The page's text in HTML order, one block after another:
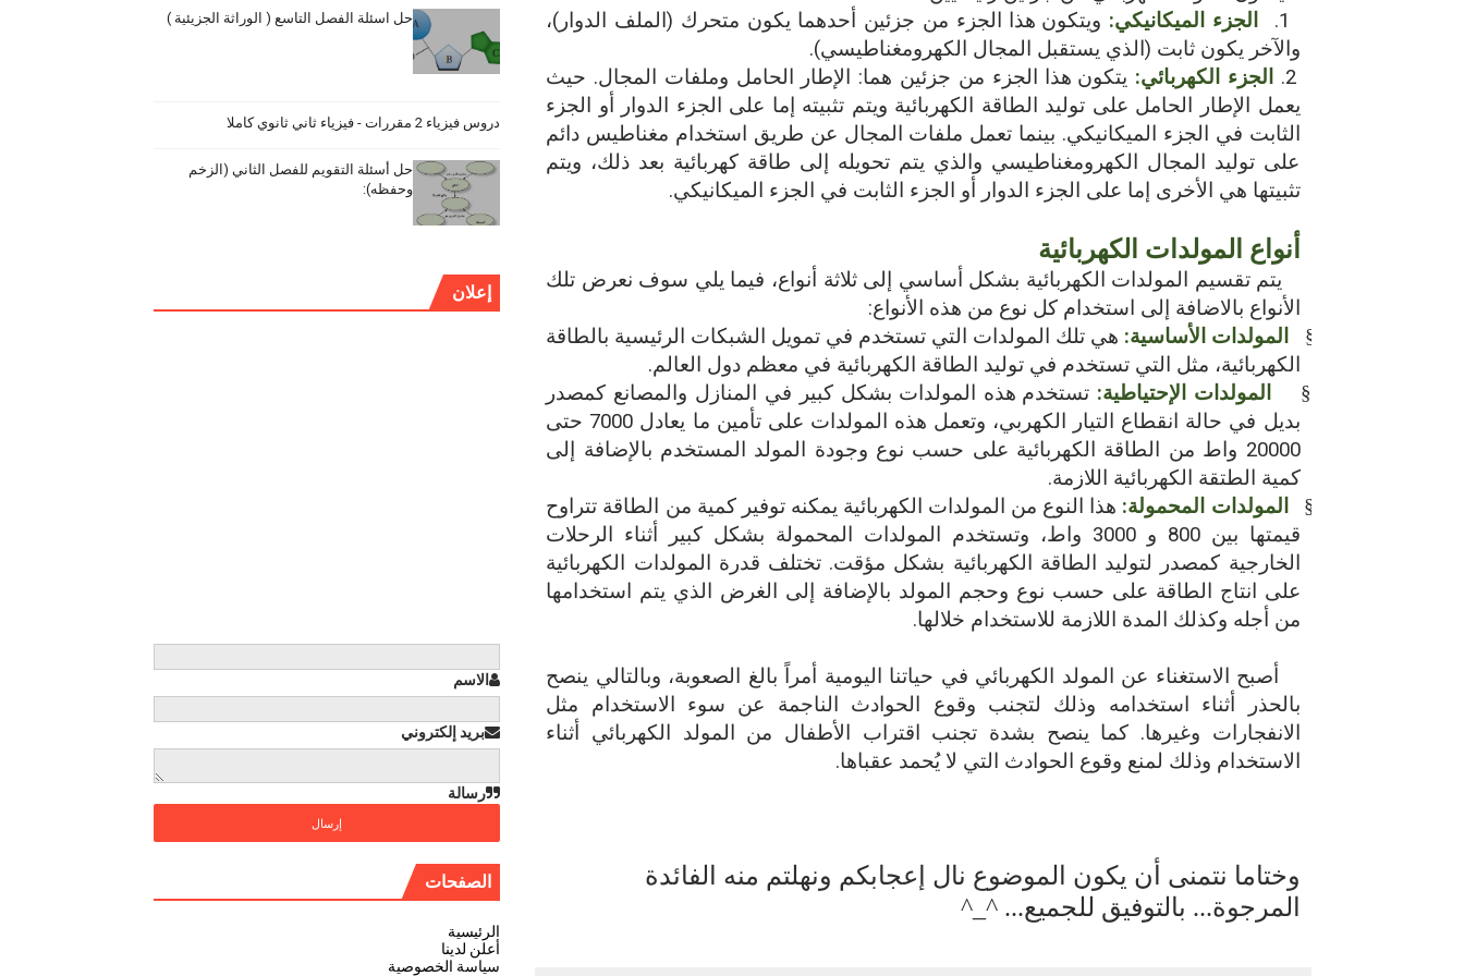
الجزء الميكانيكي: ويتكون هذا الجزء من جزئين أحدهما يكون متحرك (الملف الدوار)،
والآخر يكون ثابت (الذي يستقبل المجال الكهرومغناطيسي).
الجزء الكهربائي: يتكون هذا الجزء من جزئين هما: الإطار الحامل وملفات المجال. حيث
يعمل الإطار الحامل على توليد الطاقة الكهربائية ويتم تثبيته إما على الجزء الدوار أو الجزء
الثابت في الجزء الميكانيكي. بينما تعمل ملفات المجال عن طريق استخدام مغناطيس دائم
على توليد المجال الكهرومغناطيسي والذي يتم تحويله إلى طاقة كهربائية بعد ذلك، ويتم
تثبيتها هي الأخرى إما على الجزء الدوار أو الجزء الثابت في الجزء الميكانيكي.
أنواع المولدات الكهربائية
يتم تقسيم المولدات الكهربائية بشكل أساسي إلى ثلاثة أنواع، فيما يلي سوف نعرض تلك
الأنواع بالاضافة إلى استخدام كل نوع من هذه الأنواع:
§ المولدات الأساسية: هي تلك المولدات التي تستخدم في تمويل الشبكات الرئيسية بالطاقة
الكهربائية، مثل التي تستخدم في توليد الطاقة الكهربائية في معظم دول العالم.
§ المولدات الإحتياطية: تستخدم هذه المولدات بشكل كبير في المنازل والمصانع كمصدر
بديل في حالة انقطاع التيار الكهربي، وتعمل هذه المولدات على تأمين ما يعادل 7000 حتى
20000 واط من الطاقة الكهربائية على حسب نوع وجودة المولد المستخدم بالإضافة إلى
كمية الطتقة الكهربائية اللازمة.
§ المولدات المحمولة: هذا النوع من المولدات الكهربائية يمكنه توفير كمية من الطاقة تتراوح
قيمتها بين 800 و 3000 واط، وتستخدم المولدات المحمولة بشكل كبير أثناء الرحلات
الخارجية كمصدر لتوليد الطاقة الكهربائية بشكل مؤقت. تختلف قدرة المولدات الكهربائية
على انتاج الطاقة على حسب نوع وحجم المولد بالإضافة إلى الغرض الذي يتم استخدامها
من أجله وكذلك المدة اللازمة للاستخدام خلالها.
أصبح الاستغناء عن المولد الكهربائي في حياتنا اليومية أمراً بالغ الصعوبة، وبالتالي ينصح
بالحذر أثناء استخدامه وذلك لتجنب وقوع الحوادث الناجمة عن سوء الاستخدام مثل
الانفجارات وغيرها. كما ينصح بشدة تجنب اقتراب الأطفال من المولد الكهربائي أثناء
الاستخدام وذلك لمنع وقوع الحوادث التي لا يُحمد عقباها.
وختاما نتمنى أن يكون الموضوع نال إعجابكم ونهلتم منه الفائدة
المرجوة... بالتوفيق للجميع... ^_^
حل اسئلة الفصل التاسع ( الوراثة الجزيئية )
دروس فيزياء 2 مقررات - فيزياء ثاني ثانوي كاملا
حل أسئلة التقويم للفصل الثاني (الزخم
وحفظه):
إعلان
الاسم
بريد إلكتروني
رسالة
الصفحات
الرئيسية
أعلن لدينا
سياسة الخصوصية